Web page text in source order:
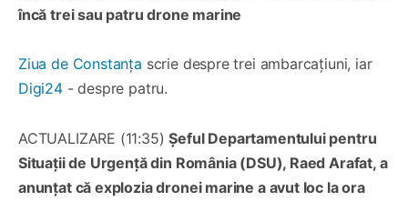
încă trei sau patru drone marine
Ziua de Constanța scrie despre trei ambarcațiuni, iar
Digi24- despre patru.
ACTUALIZARE (11:35)Șeful Departamentului pentru
Situații de Urgență din România (DSU), Raed Arafat, a
anunțat că explozia dronei marine a avut loc la ora